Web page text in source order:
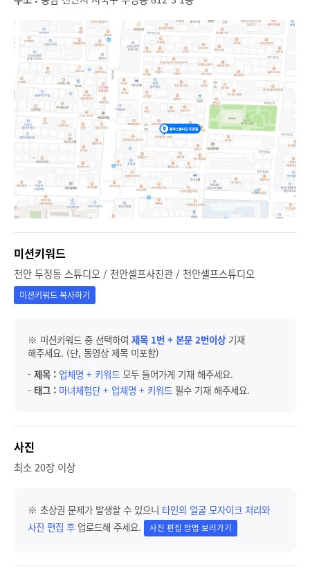
미션키워드
천안 두정동 스튜디오 / 천안셀프사진관 / 천안셀프스튜디오
미션키워드 복사하기
※ 미션키워드 중 선택하여 제목 1번 + 본문 2번이상 기재
해주세요. (단, 동영상 제목 미포함)
- 제목 : 업체명 + 키워드 모두 들어가게 기재 해주세요.
- 태그 : 마녀체험단 + 업체명 + 키워드 필수 기재 해주세요.
사진
최소 20장 이상
※ 초상권 문제가 발생할 수 있으니 타인의 얼굴 모자이크 처리와
사진 편집 후 업로드해 주세요. 사진 편집 방법 보러가기